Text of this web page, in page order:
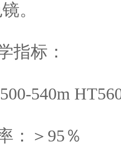
。
指标：
540m
：＞95％